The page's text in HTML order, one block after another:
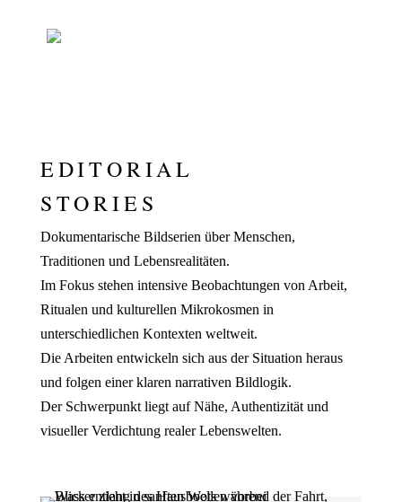
EDITORIAL
STORIES
Dokumentarische Bildserien über Menschen,
Traditionen und Lebensrealitäten.
Im Fokus stehen intensive Beobachtungen von Arbeit,
Ritualen und kulturellen Mikrokosmen in
unterschiedlichen Kontexten weltweit.
Die Arbeiten entwickeln sich aus der Situation heraus
und folgen einer klaren narrativen Bildlogik.
Der Schwerpunkt liegt auf Nähe, Authentizität und
visueller Verdichtung realer Lebenswelten.